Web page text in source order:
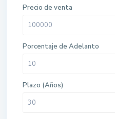
Precio de venta
Porcentaje de Adelanto
Plazo (Años)